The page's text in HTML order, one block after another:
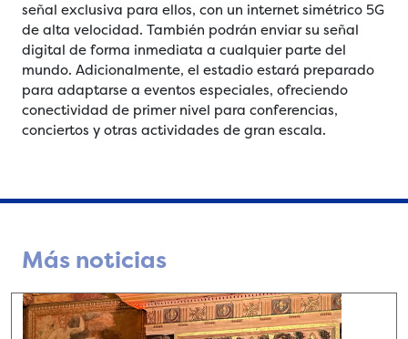
señal exclusiva para ellos, con un internet simétrico 5G
de alta velocidad. También podrán enviar su señal
digital de forma inmediata a cualquier parte del
mundo. Adicionalmente, el estadio estará preparado
para adaptarse a eventos especiales, ofreciendo
conectividad de primer nivel para conferencias,
conciertos y otras actividades de gran escala.
Más noticias